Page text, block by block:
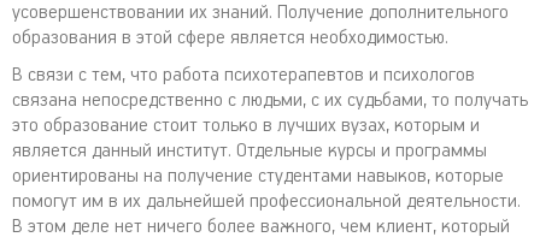
усовершенствовании их знаний. Получение дополнительного
образования в этой сфере является необходимостью.
В связи с тем, что работа психотерапевтов и психологов
связана непосредственно с людьми, с их судьбами, то получать
это образование стоит только в лучших вузах, которым и
является данный институт. Отдельные курсы и программы
ориентированы на получение студентами навыков, которые
помогут им в их дальнейшей профессиональной деятельности.
В этом деле нет ничего более важного, чем клиент, который